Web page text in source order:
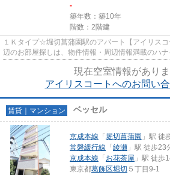
-
築年数：築10年
階数：2階建
１Ｋタイプ☆堀切菖蒲園駅のアパート【アイリス
辺のお部屋探しは、物件情報・周辺情報満載のハ
現在空室情報がありま
アイリスコートへのお問い
賃貸｜マンション ベッセル
京成本線 「 堀切菖蒲園 」駅 徒
常磐緩行線 「 綾瀬 」駅 徒歩23
京成本線 「 お花茶屋 」駅 徒歩
東京都葛飾区堀切 ５丁目9-1